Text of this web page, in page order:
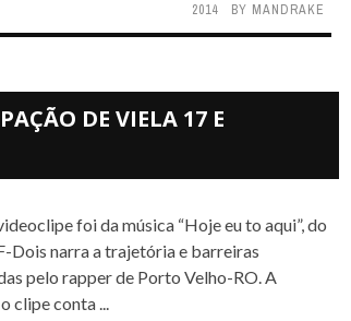
2014
BY MANDRAKE
DE VIELA 17 E
Dois narra a trajetória e barreiras
pelo rapper de Porto Velho-RO. A
clipe conta ...